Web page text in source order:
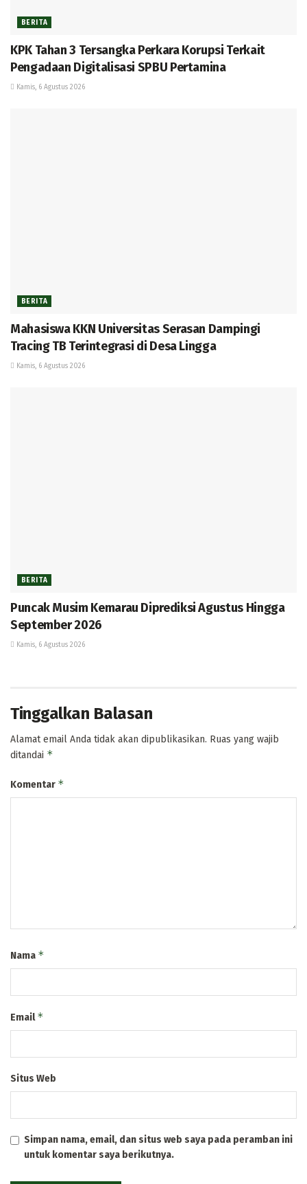
BERITA
KPK Tahan 3 Tersangka Perkara Korupsi Terkait
Pengadaan Digitalisasi SPBU Pertamina
Kamis, 6 Agustus 2026
BERITA
Mahasiswa KKN Universitas Serasan Dampingi
Tracing TB Terintegrasi di Desa Lingga
Kamis, 6 Agustus 2026
BERITA
Puncak Musim Kemarau Diprediksi Agustus Hingga
September 2026
Kamis, 6 Agustus 2026
Tinggalkan Balasan
Alamat email Anda tidak akan dipublikasikan. Ruas yang wajib
ditandai *
Komentar *
Nama *
Email*
Situs Web
Simpan nama, email, dan situs web saya pada peramban ini
untuk komentar saya berikutnya.